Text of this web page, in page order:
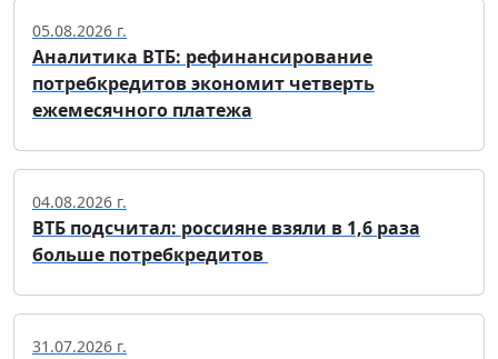
05.08.2026 г.
Аналитика ВТБ: рефинансирование
потребкредитов экономит четверть
ежемесячного платежа
04.08.2026 г.
ВТБ подсчитал: россияне взяли в 1,6 раза
больше потребкредитов
31.07.2026 г.